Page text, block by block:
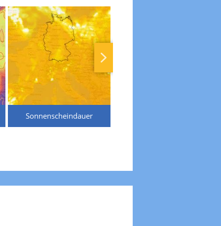
Sonnenscheindauer